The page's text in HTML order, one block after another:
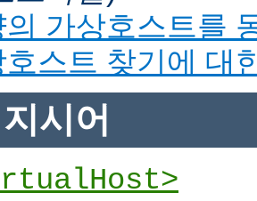
의 가상호스트를
호스트 찾기에 대
시어